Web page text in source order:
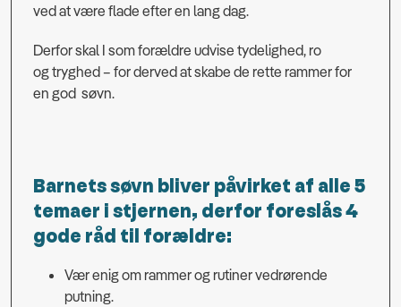
ved at være flade efter en lang dag.
Derfor skal I som forældre udvise tydelighed, ro
og tryghed – for derved at skabe de rette rammer for
en god søvn.
Barnets søvn bliver påvirket af alle 5
temaer i stjernen, derfor foreslås 4
gode råd til forældre:
Vær enig om rammer og rutiner vedrørende
putning.